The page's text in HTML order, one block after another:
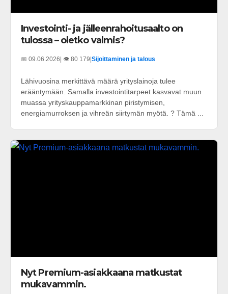
Investointi- ja jälleenrahoitusaalto on
tulossa – oletko valmis?
📅 09.06.2026 | 👁️ 80 179 Sijoittaminen ja talous
Lähivuosina merkittävä määrä yrityslainoja tulee
erääntymään. Samalla investointitarpeet kasvavat muun
muassa yrityskauppamarkkinan piristymisen,
energiamurroksen ja vihreän siirtymän myötä. ? Tämä ...
Nyt Premium-asiakkaana matkustat
mukavammin.